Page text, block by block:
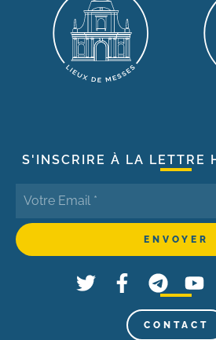
S'INSCRIRE À LA LETTRE
CONTACT